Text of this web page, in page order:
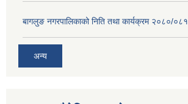
बागलुङ नगरपालिकाको निति तथा कार्यक्रम २०८०/०८१
अन्य